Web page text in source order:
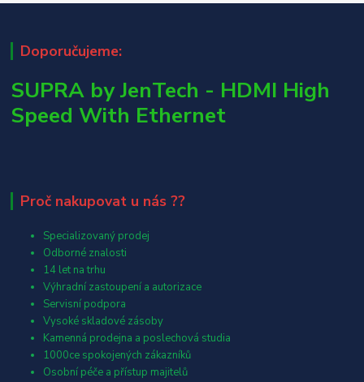
Doporučujeme:
SUPRA by JenTech - HDMI High
Speed With Ethernet
Proč nakupovat u nás ??
Specializovaný prodej
Odborné znalosti
14 let na trhu
Výhradní zastoupení a autorizace
Servisní podpora
Vysoké skladové zásoby
Kamenná prodejna a poslechová studia
1000ce spokojených zákazníků
Osobní péče a přístup majitelů